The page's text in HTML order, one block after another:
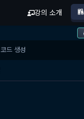
강의 소개
코드 생성